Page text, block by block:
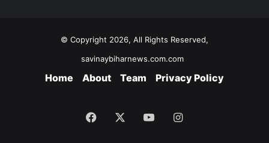
© Copyright 2026, All Rights Reserved,
savinaybiharnews.com.com
Home About Team Privacy Policy
Facebook YouTubeInstagram